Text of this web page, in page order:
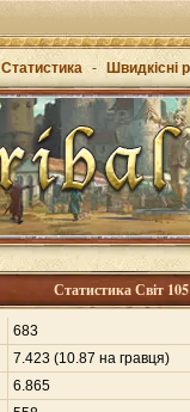
Статистика - Швидкісні
Статистика Світ 105
683
7.423 (10.87 на гравця)
6.865